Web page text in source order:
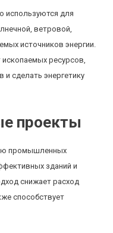
используются для
ветровой,
источников энергии.
ископаемых ресурсов,
сделать энергетику
проекты
промышленных
зданий и
снижает расход
способствует